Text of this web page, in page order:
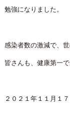
勉強になりました。
感染者数の激減で、
皆さんも、健康第一
２０２１年１１月